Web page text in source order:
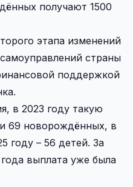
получают 1500
этапа изменений
страны
поддержкой
в 2023 году такую
69 новорождённых, в
году – 56 детей. За
выплата уже была